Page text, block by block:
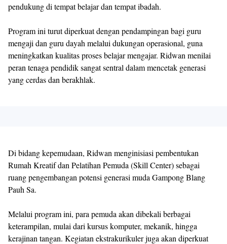
pendukung di tempat belajar dan tempat ibadah.
Program ini turut diperkuat dengan pendampingan bagi guru
mengaji dan guru dayah melalui dukungan operasional, guna
meningkatkan kualitas proses belajar mengajar. Ridwan menilai
peran tenaga pendidik sangat sentral dalam mencetak generasi
yang cerdas dan berakhlak.
Di bidang kepemudaan, Ridwan menginisiasi pembentukan
Rumah Kreatif dan Pelatihan Pemuda (Skill Center) sebagai
ruang pengembangan potensi generasi muda Gampong Blang
Pauh Sa.
Melalui program ini, para pemuda akan dibekali berbagai
keterampilan, mulai dari kursus komputer, mekanik, hingga
kerajinan tangan. Kegiatan ekstrakurikuler juga akan diperkuat